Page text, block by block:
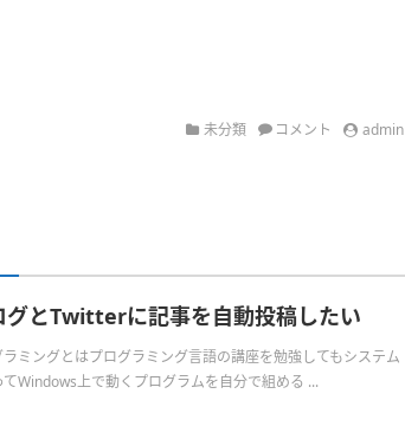
未分類 コメント admin
グとTwitterに記事を自動投稿したい
ラミングとはプログラミング言語の講座を勉強してもシステム
Windows上で動くプログラムを自分で組める ...